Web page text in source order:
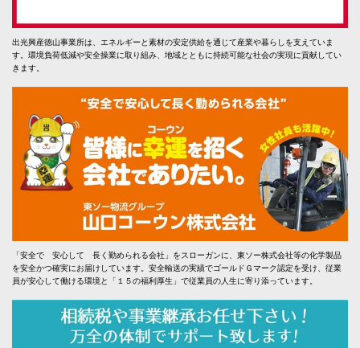
出光興産徳山事業所は、エネルギーと素材の安定供給を通じて産業や暮らしを支えていま
す。環境負荷低減や安全操業に取り組み、地域とともに持続可能な社会の実現に貢献してい
きます。
「安全で 安心して 長く勤められる会社」をスローガンに、東ソー株式会社等の化学製品
を安全かつ確実にお届けしています。安全輸送の実績でゴールドＧマーク認定を受け、従業
員が安心して働ける環境と「１５の福利厚生」で従業員の人生に寄り添っています。